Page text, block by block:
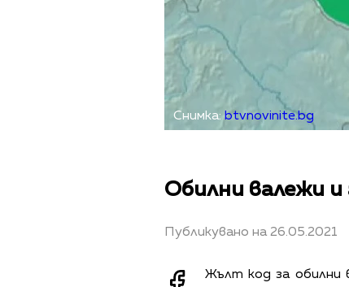
Снимка: btvnovinite.bg
Обилни валежи
Публикувано на 26.05.2021
Жълт код за обилни